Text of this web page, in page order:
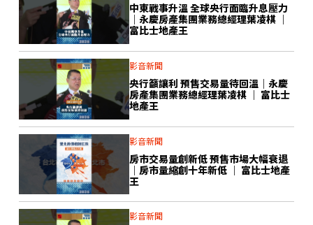
中東戰事升溫 全球央行面臨升息壓力
｜永慶房產集團業務總經理葉凌棋 ｜
富比士地產王
影音新聞
央行籲讓利 預售交易量待回溫｜永慶
房產集團業務總經理葉凌棋 ｜ 富比士
地產王
影音新聞
房市交易量創新低 預售市場大幅衰退
｜房市量縮創十年新低 ｜ 富比士地產
王
影音新聞